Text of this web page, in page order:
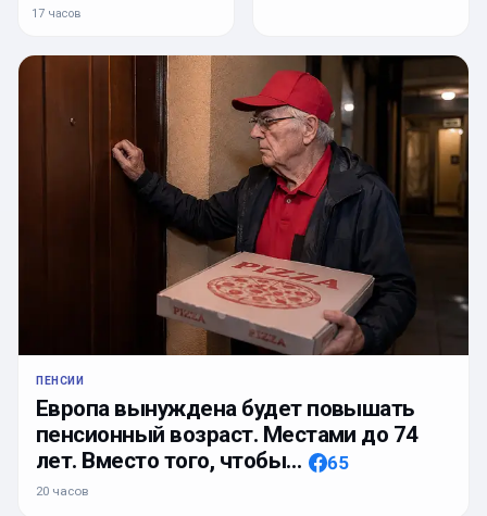
17 часов
ПЕНСИИ
Европа вынуждена будет повышать
пенсионный возраст. Местами до 74
лет. Вместо того, чтобы…
65
20 часов